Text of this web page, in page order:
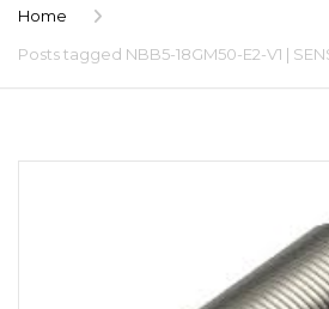
Home
Posts tagged NBB5-18GM50-E2-V1 |